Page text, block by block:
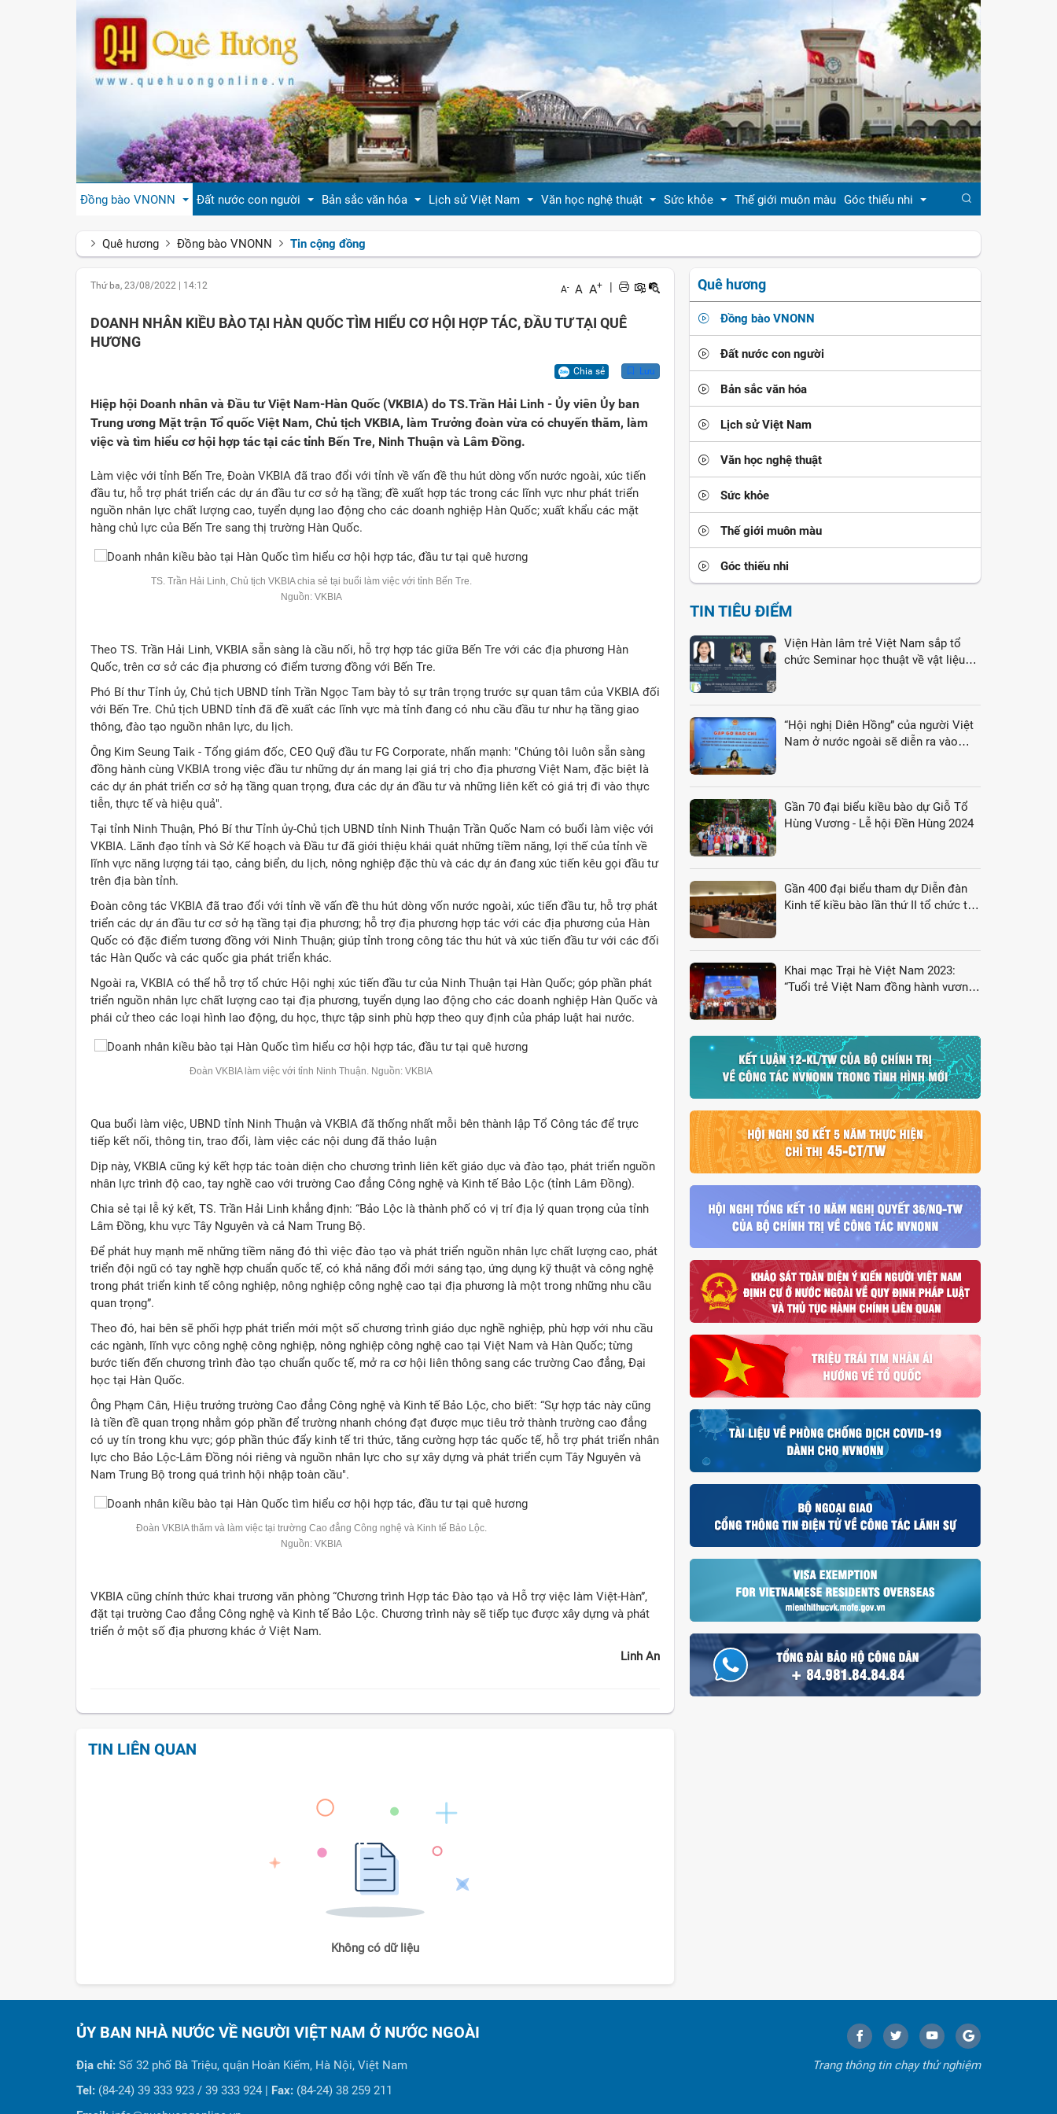
Đồng bào VNONN
Gương mặt
Trang văn học nghệ thuật
Triệu trái tim nhân ái hướng về Tổ quốc
Đất nước con người
Sự thật và chân lý không thể đảo ngược
Bản sắc văn hóa
Giải thích thành ngữ - tục ngữ
Việt sử giai thoại
Cổ học tinh hoa
Lịch sử Việt Nam Văn học nghệ thuật
Vui cười
Ca dao tục ngữ
Tiểu thuyết
Sức khỏe
Sống đẹp
Sống khỏe
Làm đẹp
Thế giới muôn màu Góc thiếu nhi
Ca dao - tục ngữ
Đồng dao
Quê hương Đồng bào VNONN Tin cộng đồng
Thứ ba, 23/08/2022 14:12 A- A A+
DOANH NHÂN KIỀU BÀO TẠI HÀN QUỐC TÌM HIỂU CƠ HỘI HỢP TÁC, ĐẦU TƯ TẠI QUÊ
HƯƠNG
Chia sẻ Lưu
Hiệp hội Doanh nhân và Đầu tư Việt Nam-Hàn Quốc (VKBIA) do TS.Trần Hải Linh - Ủy viên Ủy ban
Trung ương Mặt trận Tổ quốc Việt Nam, Chủ tịch VKBIA, làm Trưởng đoàn vừa có chuyến thăm, làm
việc và tìm hiểu cơ hội hợp tác tại các tỉnh Bến Tre, Ninh Thuận và Lâm Đồng.
Làm việc với tỉnh Bến Tre, Đoàn VKBIA đã trao đổi với tỉnh về vấn đề thu hút dòng vốn nước ngoài, xúc tiến
đầu tư, hỗ trợ phát triển các dự án đầu tư cơ sở hạ tầng; đề xuất hợp tác trong các lĩnh vực như phát triển
nguồn nhân lực chất lượng cao, tuyển dụng lao động cho các doanh nghiệp Hàn Quốc; xuất khẩu các mặt
hàng chủ lực của Bến Tre sang thị trường Hàn Quốc.
TS. Trần Hải Linh, Chủ tịch VKBIA chia sẻ tại buổi làm việc với tỉnh Bến Tre.
Nguồn: VKBIA
Theo TS. Trần Hải Linh, VKBIA sẵn sàng là cầu nối, hỗ trợ hợp tác giữa Bến Tre với các địa phương Hàn
Quốc, trên cơ sở các địa phương có điểm tương đồng với Bến Tre.
Phó Bí thư Tỉnh ủy, Chủ tịch UBND tỉnh Trần Ngọc Tam bày tỏ sự trân trọng trước sự quan tâm của VKBIA đối
với Bến Tre. Chủ tịch UBND tỉnh đã đề xuất các lĩnh vực mà tỉnh đang có nhu cầu đầu tư như hạ tầng giao
thông, đào tạo nguồn nhân lực, du lịch.
Ông Kim Seung Taik - Tổng giám đốc, CEO Quỹ đầu tư FG Corporate, nhấn mạnh: "Chúng tôi luôn sẵn sàng
đồng hành cùng VKBIA trong việc đầu tư những dự án mang lại giá trị cho địa phương Việt Nam, đặc biệt là
các dự án phát triển cơ sở hạ tầng quan trọng, đưa các dự án đầu tư và những liên kết có giá trị đi vào thực
tiễn, thực tế và hiệu quả".
Tại tỉnh Ninh Thuận, Phó Bí thư Tỉnh ủy-Chủ tịch UBND tỉnh Ninh Thuận Trần Quốc Nam có buổi làm việc với
VKBIA. Lãnh đạo tỉnh và Sở Kế hoạch và Đầu tư đã giới thiệu khái quát những tiềm năng, lợi thế của tỉnh về
lĩnh vực năng lượng tái tạo, cảng biển, du lịch, nông nghiệp đặc thù và các dự án đang xúc tiến kêu gọi đầu tư
trên địa bàn tỉnh.
Đoàn công tác VKBIA đã trao đổi với tỉnh về vấn đề thu hút dòng vốn nước ngoài, xúc tiến đầu tư, hỗ trợ phát
triển các dự án đầu tư cơ sở hạ tầng tại địa phương; hỗ trợ địa phương hợp tác với các địa phương của Hàn
Quốc có đặc điểm tương đồng với Ninh Thuận; giúp tỉnh trong công tác thu hút và xúc tiến đầu tư với các đối
tác Hàn Quốc và các quốc gia phát triển khác.
Ngoài ra, VKBIA có thể hỗ trợ tổ chức Hội nghị xúc tiến đầu tư của Ninh Thuận tại Hàn Quốc; góp phần phát
triển nguồn nhân lực chất lượng cao tại địa phương, tuyển dụng lao động cho các doanh nghiệp Hàn Quốc và
phái cử theo các loại hình lao động, du học, thực tập sinh phù hợp theo quy định của pháp luật hai nước.
Đoàn VKBIA làm việc với tỉnh Ninh Thuận. Nguồn: VKBIA
Qua buổi làm việc, UBND tỉnh Ninh Thuận và VKBIA đã thống nhất mỗi bên thành lập Tổ Công tác để trực
tiếp kết nối, thông tin, trao đổi, làm việc các nội dung đã thảo luận
Dịp này, VKBIA cũng ký kết hợp tác toàn diện cho chương trình liên kết giáo dục và đào tạo, phát triển nguồn
nhân lực trình độ cao, tay nghề cao với trường Cao đẳng Công nghệ và Kinh tế Bảo Lộc (tỉnh Lâm Đồng).
Chia sẻ tại lễ ký kết, TS. Trần Hải Linh khẳng định: “Bảo Lộc là thành phố có vị trí địa lý quan trọng của tỉnh
Lâm Đồng, khu vực Tây Nguyên và cả Nam Trung Bộ.
Để phát huy mạnh mẽ những tiềm năng đó thì việc đào tạo và phát triển nguồn nhân lực chất lượng cao, phát
triển đội ngũ có tay nghề hợp chuẩn quốc tế, có khả năng đổi mới sáng tạo, ứng dụng kỹ thuật và công nghệ
trong phát triển kinh tế công nghiệp, nông nghiệp công nghệ cao tại địa phương là một trong những nhu cầu
quan trọng”.
Theo đó, hai bên sẽ phối hợp phát triển mới một số chương trình giáo dục nghề nghiệp, phù hợp với nhu cầu
các ngành, lĩnh vực công nghệ công nghiệp, nông nghiệp công nghệ cao tại Việt Nam và Hàn Quốc; từng
bước tiến đến chương trình đào tạo chuẩn quốc tế, mở ra cơ hội liên thông sang các trường Cao đẳng, Đại
học tại Hàn Quốc.
Ông Phạm Cân, Hiệu trưởng trường Cao đẳng Công nghệ và Kinh tế Bảo Lộc, cho biết: “Sự hợp tác này cũng
là tiền đề quan trọng nhằm góp phần để trường nhanh chóng đạt được mục tiêu trở thành trường cao đẳng
có uy tín trong khu vực; góp phần thúc đẩy kinh tế tri thức, tăng cường hợp tác quốc tế, hỗ trợ phát triển nhân
lực cho Bảo Lộc-Lâm Đồng nói riêng và nguồn nhân lực cho sự xây dựng và phát triển cụm Tây Nguyên và
Nam Trung Bộ trong quá trình hội nhập toàn cầu".
Đoàn VKBIA thăm và làm việc tại trường Cao đẳng Công nghệ và Kinh tế Bảo Lộc.
Nguồn: VKBIA
VKBIA cũng chính thức khai trương văn phòng “Chương trình Hợp tác Đào tạo và Hỗ trợ việc làm Việt-Hàn”,
đặt tại trường Cao đẳng Công nghệ và Kinh tế Bảo Lộc. Chương trình này sẽ tiếp tục được xây dựng và phát
triển ở một số địa phương khác ở Việt Nam.
Linh An
TIN LIÊN QUAN
Không có dữ liệu
Quê hương
Đồng bào VNONN
Đất nước con người
Bản sắc văn hóa
Lịch sử Việt Nam
Văn học nghệ thuật
Sức khỏe
Thế giới muôn màu
Góc thiếu nhi
TIN TIÊU ĐIỂM
Viện Hàn lâm trẻ Việt Nam sắp tổ
chức Seminar học thuật về vật liệu
“Hội nghị Diên Hồng” của người Việt
Nam ở nước ngoài sẽ diễn ra vào
Gần 70 đại biểu kiều bào dự Giỗ Tổ
Hùng Vương - Lễ hội Đền Hùng 2024
Gần 400 đại biểu tham dự Diễn đàn
Kinh tế kiều bào lần thứ II tổ chức tại
Khai mạc Trại hè Việt Nam 2023:
“Tuổi trẻ Việt Nam đồng hành vươn
ỦY BAN NHÀ NƯỚC VỀ NGƯỜI VIỆT NAM Ở NƯỚC NGOÀI
Địa chỉ: Số 32 phố Bà Triệu, quận Hoàn Kiếm, Hà Nội, Việt Nam
Tel: (84-24) 39 333 923 / 39 333 924 | Fax: (84-24) 38 259 211
Trang thông tin chạy thử nghiệm